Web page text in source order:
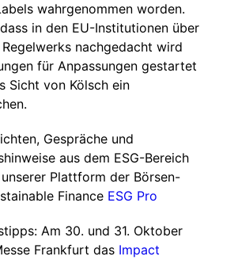
wahrgenommen worden.
in den EU-Institutionen über
nachgedacht wird
für Anpassungen gestartet
Sicht von Kölsch ein
Gespräche und
aus dem ESG-Bereich
Plattform der Börsen-
Finance ESG Pro
Am 30. und 31. Oktober
Frankfurt das Impact